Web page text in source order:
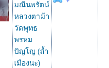
มณีนพรัตน์
หลวงตาม้า
วัดพุทธ
พรหม
ปัญโญ (ถ้ำ
เมืองนะ)